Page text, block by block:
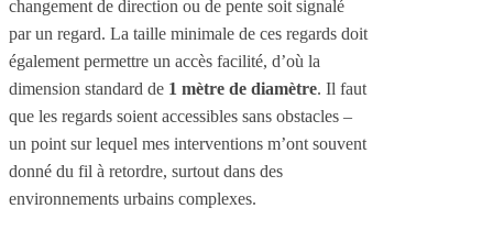
changement de direction ou de pente soit signalé
par un regard. La taille minimale de ces regards doit
également permettre un accès facilité, d’où la
dimension standard de 1 mètre de diamètre. Il faut
que les regards soient accessibles sans obstacles –
un point sur lequel mes interventions m’ont souvent
donné du fil à retordre, surtout dans des
environnements urbains complexes.